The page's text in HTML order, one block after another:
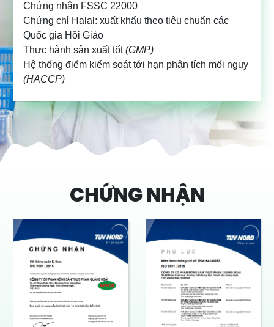
Chứng nhận FSSC 22000
Chứng chỉ Halal: xuất khẩu theo tiêu chuẩn các
Quốc gia Hồi Giáo
Thực hành sản xuất tốt(GMP)
Hệ thống điểm kiểm soát tới hạn phân tích mối nguy
(HACCP)
CHỨNG NHẬN